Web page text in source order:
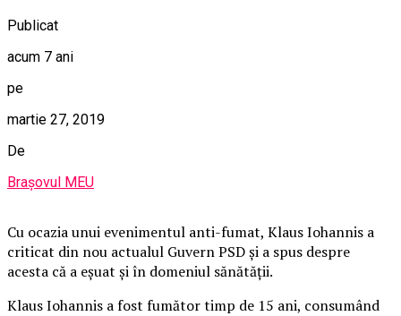
Publicat
acum 7 ani
pe
martie 27, 2019
De
Brașovul MEU
Cu ocazia unui evenimentul anti-fumat, Klaus Iohannis a
criticat din nou actualul Guvern PSD și a spus despre
acesta că a eşuat şi în domeniul sănătăţii.
Klaus Iohannis a fost fumător timp de 15 ani, consumând